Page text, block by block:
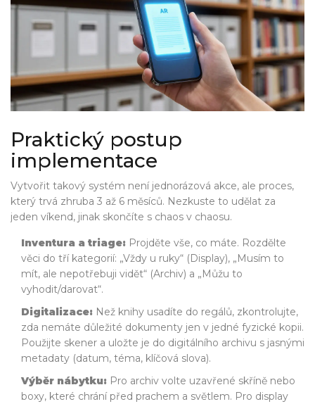
Praktický postup
implementace
Vytvořit takový systém není jednorázová akce, ale proces,
který trvá zhruba 3 až 6 měsíců. Nezkuste to udělat za
jeden víkend, jinak skončíte s chaos v chaosu.
Inventura a triage: Projděte vše, co máte. Rozdělte
věci do tří kategorií: „Vždy u ruky“ (Display), „Musím to
mít, ale nepotřebuji vidět“ (Archiv) a „Můžu to
vyhodit/darovat“.
Digitalizace: Než knihy usadíte do regálů, zkontrolujte,
zda nemáte důležité dokumenty jen v jedné fyzické kopii.
Použijte skener a uložte je do digitálního archivu s jasnými
metadaty (datum, téma, klíčová slova).
Výběr nábytku: Pro archiv volte uzavřené skříně nebo
boxy, které chrání před prachem a světlem. Pro display